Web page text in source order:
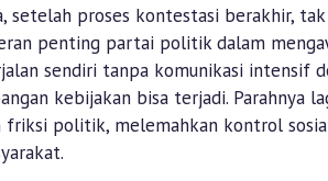
setelah proses kontestasi berakhir,
penting partai politik dalam
sendiri tanpa komunikasi intensif
kebijakan bisa terjadi. Parahnya
friksi politik, melemahkan kontrol